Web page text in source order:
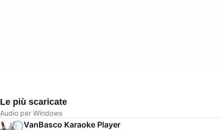
Le più scaricate
Audio per Windows
VanBasco Karaoke Player